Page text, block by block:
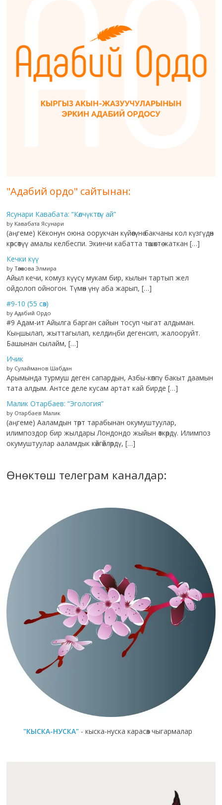
"Адабий ордо" сайтынан:
Ясунари Кавабата: “Көлчүктөгү ай”
by Кавабата Ясунари
(аңгеме) Кёконун оюна оорукчан күйөөсүнө бакчаны кол күзгүдөн
көрсөтүү амалы келбеспи. Экинчи кабатта төшөктө жаткан […]
Кечки күү
by Төлөкова Элмира
Айыл кечи, комуз күүсү мукам бир, кылын тартып жел
ойдолоп ойногон. Түмөн үнү аба жарып, […]
#9-10 (55 сөз)
by Адабий Ордо
#9 Адам-ит Айылга барган сайын тосуп чыгат алдыман.
Кыңшылап, жыттагылап, келдиңби дегенсип, жалооруйт.
Башынан сылайм, […]
Ичик
by Сулайманов Шабдан
Арымында турмуш деген сапардын, Азбы-көппү бакыт даамын
тата алдым. Антсе деле кусам артат кай бирде […]
Малик Отарбаев: “Эгология”
by Отарбаев Малик
(аңгеме) Ааламдын төрт тарабынан окумуштуулар,
илимпоздор бир жылдары Лондондо жыйын өткөрдү. Илимпоз
окумуштуулар ааламдык көйгөйлөрдү, […]
Өнөктөш телеграм каналдар:
"КЫСКА-НУСКА" - кыска-нуска карасөз чыгармалар